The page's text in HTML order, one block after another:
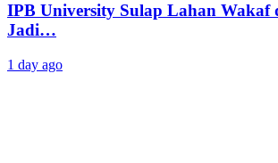
IPB University Sulap Lahan Wakaf
Jadi…
1 day ago